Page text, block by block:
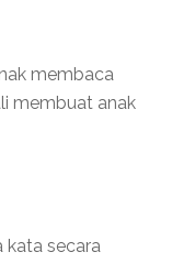
membaca
membuat anak
kata secara